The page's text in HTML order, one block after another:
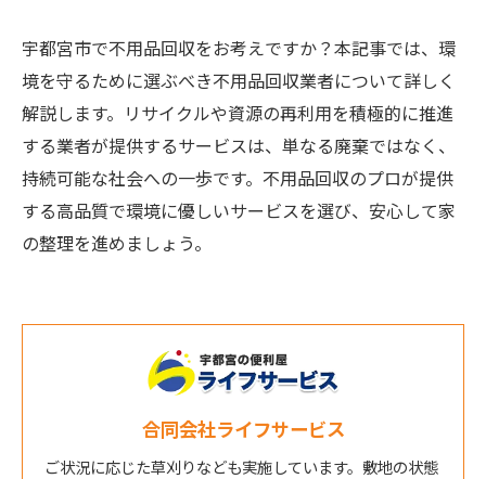
宇都宮市で不用品回収をお考えですか？本記事では、環
境を守るために選ぶべき不用品回収業者について詳しく
解説します。リサイクルや資源の再利用を積極的に推進
する業者が提供するサービスは、単なる廃棄ではなく、
持続可能な社会への一歩です。不用品回収のプロが提供
する高品質で環境に優しいサービスを選び、安心して家
の整理を進めましょう。
合同会社ライフサービス
ご状況に応じた草刈りなども実施しています。敷地の状態